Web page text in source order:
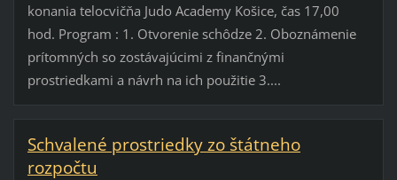
konania telocvičňa Judo Academy Košice, čas 17,00
hod. Program : 1. Otvorenie schôdze 2. Oboznámenie
prítomných so zostávajúcimi z finančnými
prostriedkami a návrh na ich použitie 3....
Schvalené prostriedky zo štátneho
rozpočtu